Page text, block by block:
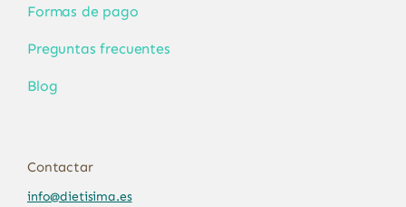
Formas de pago
Preguntas frecuentes
Blog
Contactar
info@dietisima.es